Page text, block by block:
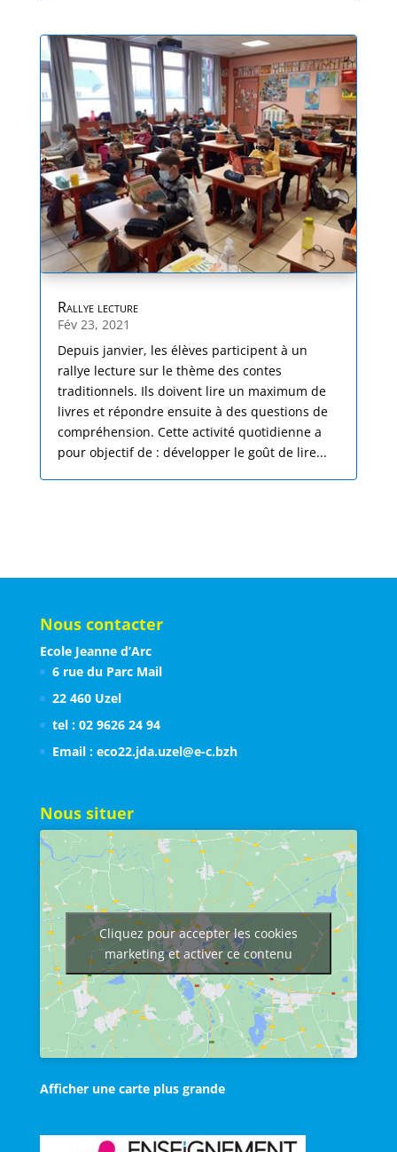
Rallye lecture
Fév 23, 2021
Depuis janvier, les élèves participent à un
rallye lecture sur le thème des contes
traditionnels. Ils doivent lire un maximum de
livres et répondre ensuite à des questions de
compréhension. Cette activité quotidienne a
pour objectif de : développer le goût de lire...
Nous contacter
Ecole Jeanne d’Arc
6 rue du Parc Mail
22 460 Uzel
tel : 02 9626 24 94
Email : eco22.jda.uzel@e-c.bzh
Nous situer
Cliquez pour accepter les cookies
marketing et activer ce contenu
Afficher une carte plus grande